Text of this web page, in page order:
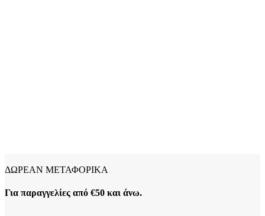
ΔΩΡΕΑΝ ΜΕΤΑΦΟΡΙΚΑ
Για παραγγελίες από €50 και άνω.